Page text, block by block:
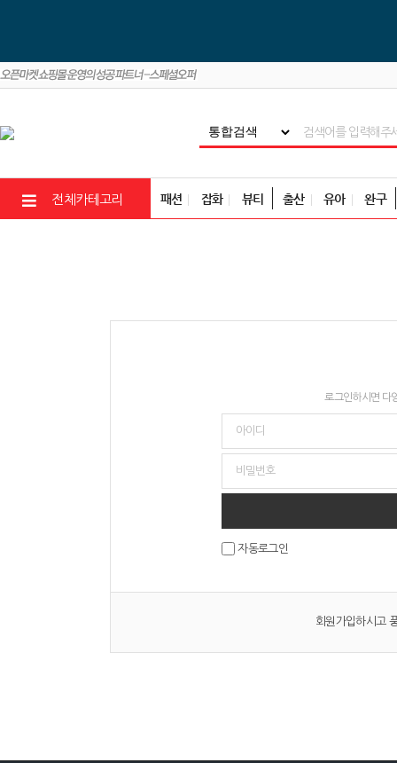
전체카테고리 패션 잡화 뷰티 출산 유아 완구
로그인하시면 다
자동로그인
회원가입하시고